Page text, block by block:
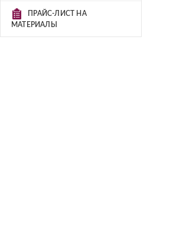
ПРАЙС-ЛИСТ НА
МАТЕРИАЛЫ